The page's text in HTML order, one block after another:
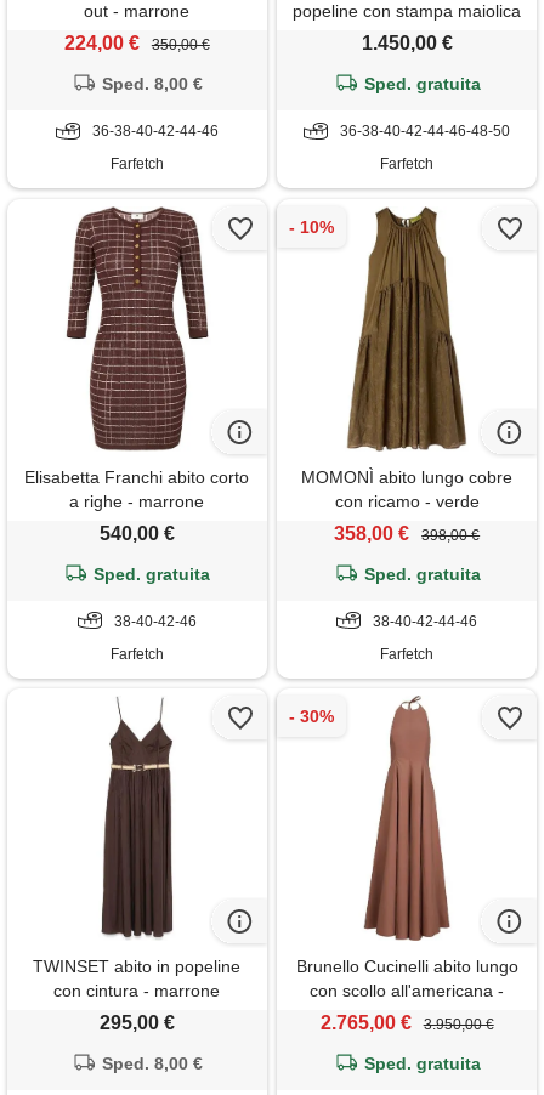
out - marrone
224,00 € 350,00 €
Sped. 8,00 €
36-38-40-42-44-46
Farfetch
popeline con stampa maiolica
- bianco
1.450,00 €
Sped. gratuita
36-38-40-42-44-46-48-50
Farfetch
Elisabetta Franchi abito corto
a righe - marrone
540,00 €
Sped. gratuita
38-40-42-46
Farfetch
MOMONÌ abito lungo cobre
con ricamo - verde
358,00 € 398,00 €
Sped. gratuita
38-40-42-44-46
Farfetch
TWINSET abito in popeline
con cintura - marrone
295,00 €
Sped. 8,00 €
Brunello Cucinelli abito lungo
con scollo all'americana -
marrone
2.765,00 € 3.950,00 €
Sped. gratuita